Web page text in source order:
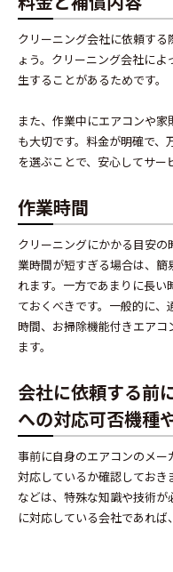
クリーニング会社に依頼す
ょう。クリーニング会社に
生することがあるためです。
また、作業中にエアコンや
も大切です。料金が明確で
を選ぶことで、安心してサー
作業時間
クリーニングにかかる目安
業時間が短すぎる場合は、
れます。一方であまりに長
ておくべきです。一般的に
時間、お掃除機能付きエアコ
ます。
会社に依頼する前
への対応可否機種
事前に自身のエアコンのメ
対応しているか確認してお
などは、特殊な知識や技術
に対応している会社であれば